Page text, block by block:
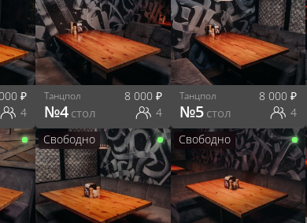
₽
4
Танцпол 8 000₽
№4 стол 4
Танцпол 8 000₽
№5 стол 4
Свободно Свободно